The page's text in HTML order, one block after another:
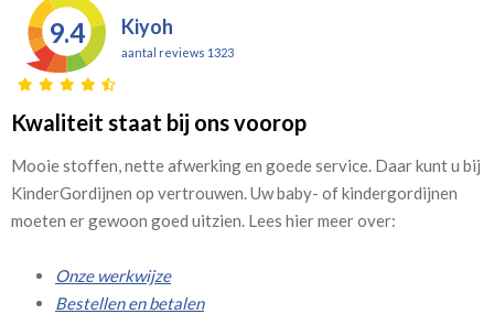
9.4 Kiyoh
aantal reviews 1323
Kwaliteit staat bij ons voorop
Mooie stoffen, nette afwerking en goede service. Daar kunt u bij
KinderGordijnen op vertrouwen. Uw baby- of kindergordijnen
moeten er gewoon goed uitzien. Lees hier meer over:
Onze werkwijze
Bestellen en betalen